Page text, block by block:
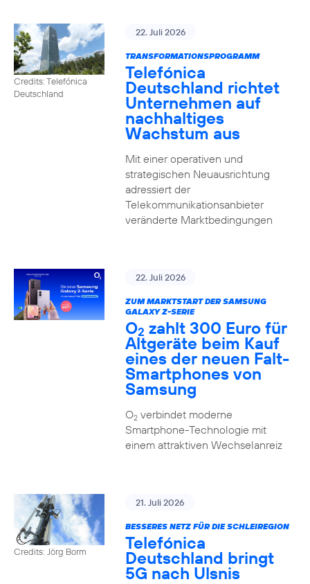
Credits: Telefónica
Deutschland
22. Juli 2026
TRANSFORMATIONSPROGRAMM
Telefónica
Deutschland richtet
Unternehmen auf
nachhaltiges
Wachstum aus
Mit einer operativen und
strategischen Neuausrichtung
adressiert der
Telekommunikationsanbieter
veränderte Marktbedingungen
22. Juli 2026
ZUM MARKTSTART DER SAMSUNG
GALAXY Z-SERIE
O2 zahlt 300 Euro für
Altgeräte beim Kauf
eines der neuen Falt-
Smartphones von
Samsung
O2verbindet moderne
Smartphone-Technologie mit
einem attraktiven Wechselanreiz
Credits: Jörg Borm
21. Juli 2026
BESSERES NETZ FÜR DIE SCHLEIREGION
Telefónica
Deutschland bringt
5G nach Ulsnis